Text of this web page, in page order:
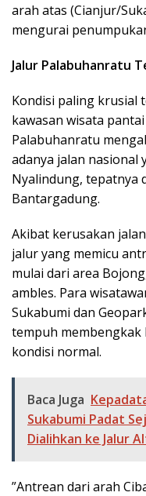
arah atas (Cianjur/
mengurai
Jalur Palabuhanratu
​Kondisi paling krusial
kawasan wisata
Palabuhanratu
adanya jalan nasional
Nyalindung, tepatnya
Bantargadung.
​Akibat kerusakan
jalur yang memicu
mulai dari area
ambles. Para
Sukabumi dan
tempuh membengkak
kondisi normal.
Baca Juga
Sukabumi Padat
Dialihkan ke Jalur
​”Antrean dari arah